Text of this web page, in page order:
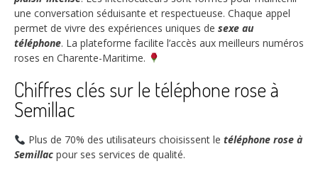
une conversation séduisante et respectueuse. Chaque appel
permet de vivre des expériences uniques de sexe au
téléphone. La plateforme facilite l’accès aux meilleurs numéros
roses en Charente-Maritime.
Chiffres clés sur le téléphone rose à
Semillac
Plus de 70% des utilisateurs choisissent le téléphone rose à
Semillac pour ses services de qualité.